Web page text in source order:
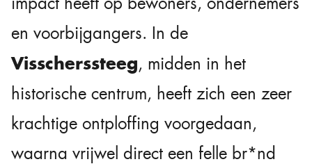
en voorbijgangers. In de
Visscherssteeg, midden in het
historische centrum, heeft zich een zeer
krachtige ontploffing voorgedaan,
waarna vrijwel direct een felle br*nd